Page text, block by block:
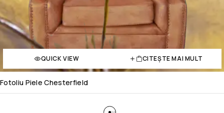
QUICK VIEW CITEȘTE MAI MULT
Fotoliu Piele Chesterfield